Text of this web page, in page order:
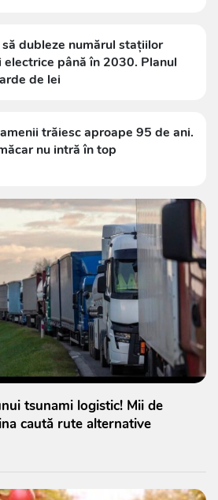
dubleze numărul stațiilor
electrice până în 2030. Planul
de lei
trăiesc aproape 95 de ani.
nu intră în top
tsunami logistic! Mii de
caută rute alternative